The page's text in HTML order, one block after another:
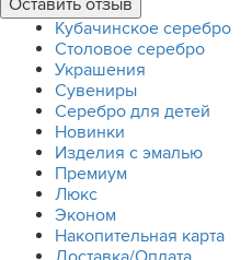
Кубачинское серебро
Столовое серебро
Украшения
Сувениры
Серебро для детей
Новинки
Изделия с эмалью
Премиум
Люкс
Эконом
Накопительная карта